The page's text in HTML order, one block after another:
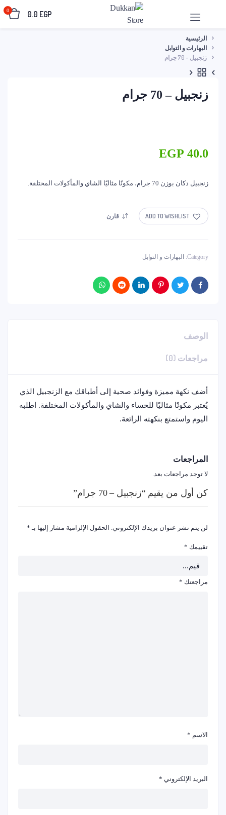
0.0 EGP
0
الرئيسية
البهارات و التوابل
زنجبيل – 70 جرام
زنجبيل – 70 جرام
40.0
EGP
زنجبيل دكان بوزن 70 جرام، مكونًا مثاليًا الشاي والمأكولات المختلفة.
ADD TO WISHLIST قارن
Category: البهارات و التوابل
الوصف
مراجعات (0)
أضف نكهة مميزة وفوائد صحية إلى أطباقك مع الزنجبيل الذي
يُعتبر مكونًا مثاليًا للحساء والشاي والمأكولات المختلفة. اطلبه
اليوم واستمتع بنكهته الرائعة.
المراجعات
لا توجد مراجعات بعد.
كن أول من يقيم “زنجبيل – 70 جرام”
لن يتم نشر عنوان بريدك الإلكتروني. الحقول الإلزامية مشار إليها بـ *
تقييمك *
مراجعتك *
الاسم *
البريد الإلكتروني *